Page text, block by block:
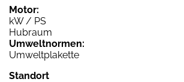
Motor:
kW / PS
Hubraum
Umweltnormen:
Umweltplakette
Standort